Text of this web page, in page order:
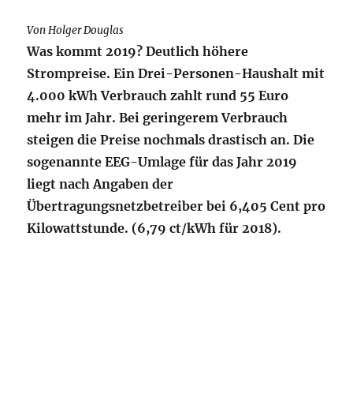
Von Holger Douglas
Was kommt 2019? Deutlich höhere
Strompreise. Ein Drei-Personen-Haushalt mit
4.000 kWh Verbrauch zahlt rund 55 Euro
mehr im Jahr. Bei geringerem Verbrauch
steigen die Preise nochmals drastisch an. Die
sogenannte EEG-Umlage für das Jahr 2019
liegt nach Angaben der
Übertragungsnetzbetreiber bei 6,405 Cent pro
Kilowattstunde. (6,79 ct/kWh für 2018).